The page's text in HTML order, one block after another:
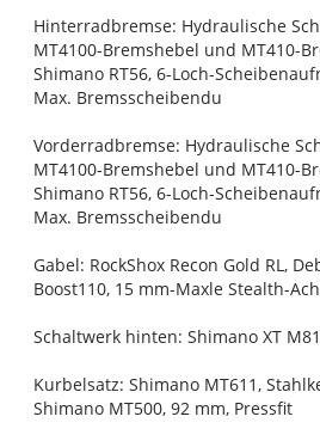
Hinterradbremse: Hydraulische
MT4100-Bremshebel und MT410-
Shimano RT56, 6-Loch-
Max. Bremsscheibendu
Vorderradbremse: Hydraulische
MT4100-Bremshebel und MT410-
Shimano RT56, 6-Loch-
Max. Bremsscheibendu
Gabel: RockShox Recon Gold RL,
Boost110, 15 mm-Maxle Stealth-
Schaltwerk hinten: Shimano XT
Kurbelsatz: Shimano MT611,
Shimano MT500, 92 mm, Pressfit